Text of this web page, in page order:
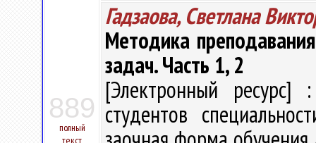
889
полный
текст
Гадзаова, Светлана
Методика
задач. Часть 1, 2
[Электронный ресурс]
студентов